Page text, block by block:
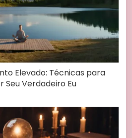
Elevado: Técnicas para
Seu Verdadeiro Eu